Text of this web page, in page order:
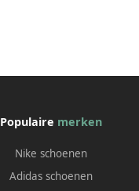
Populaire merken
Nike schoenen
Adidas schoenen